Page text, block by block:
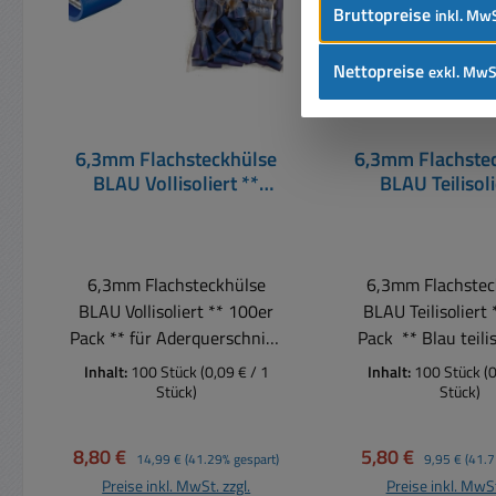
6,3mm Flachsteckhülse
BLAU Vollisoliert **
6,3mm Flachsteckhülse
BLAU Vollisoliert ** 100er
Pack ** für Aderquerschnitt:
1,5-2,5qmm Steckmaß: 6,4
x 0,8mm
Inhalt:100 Stück(0,09 € / 1
Stück)
Verkaufspreis:
8,80 € Regulärer Preis:
14,99 € (41.29% gespart)
Preise inkl. MwSt. zzgl.
6,3mm
BLAU
6,3mm
BLAU
Pack ** Blau teilisoliert für
2,5qmm
Inhalt:100 Stück
Stück)
Verkaufspreis:
5,80 € Regulärer
9,95 €
Preise inkl.
Bruttopreise inkl.
Nettopreiseexkl.